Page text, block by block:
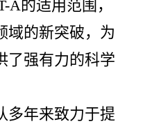
A的适用范围，
域的新突破，为
了强有力的科学
多年来致力于提